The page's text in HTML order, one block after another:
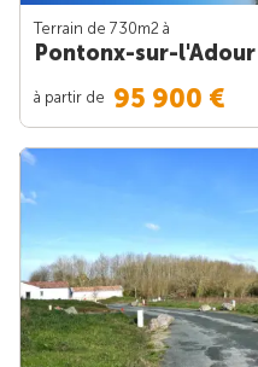
Terrain de 730m2 à
Pontonx-sur-l'Adour
à partir de 95 900 €